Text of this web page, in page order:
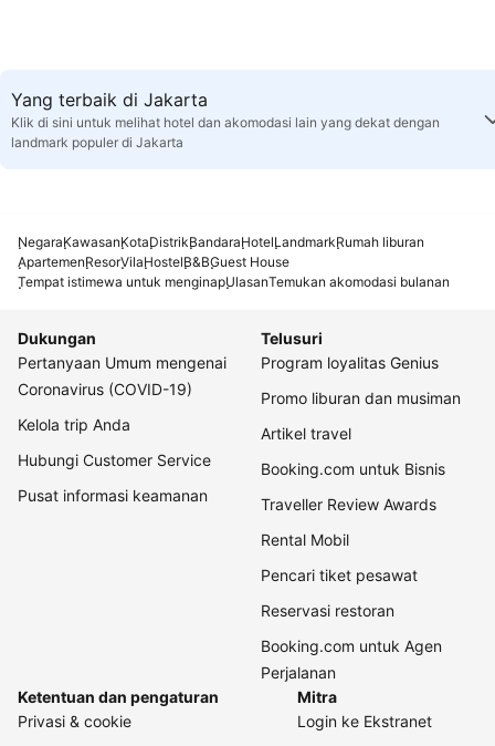
Yang terbaik di Jakarta
Klik di sini untuk melihat hotel dan akomodasi lain yang dekat dengan
landmark populer di Jakarta
NegaraKawasanKotaDistrikBandaraHotelLandmarkRumah liburan
ApartemenResorVilaHostelB&BGuest House
Tempat istimewa untuk menginapUlasanTemukan akomodasi bulanan
Dukungan
Pertanyaan Umum mengenai
Coronavirus (COVID-19)
Kelola trip Anda
Hubungi Customer Service
Pusat informasi keamanan
Telusuri
Program loyalitas Genius
Promo liburan dan musiman
Artikel travel
Booking.com untuk Bisnis
Traveller Review Awards
Rental Mobil
Pencari tiket pesawat
Reservasi restoran
Booking.com untuk Agen
Perjalanan
Ketentuan dan pengaturan
Privasi & cookie
Mitra
Login ke Ekstranet